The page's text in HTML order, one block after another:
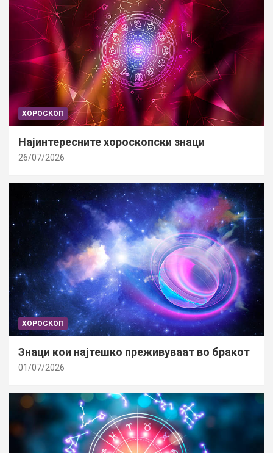
ХОРОСКОП
Најинтересните хороскопски знаци
26/07/2026
ХОРОСКОП
Знаци кои најтешко преживуваат во бракот
01/07/2026